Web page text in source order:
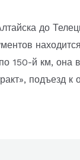
до
150-й км, она
подъезд к